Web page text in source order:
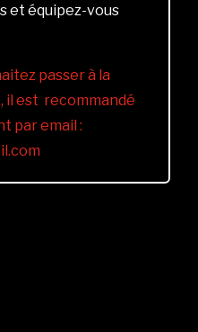
et équipez-vous
passer à la
il est recommandé
par email :